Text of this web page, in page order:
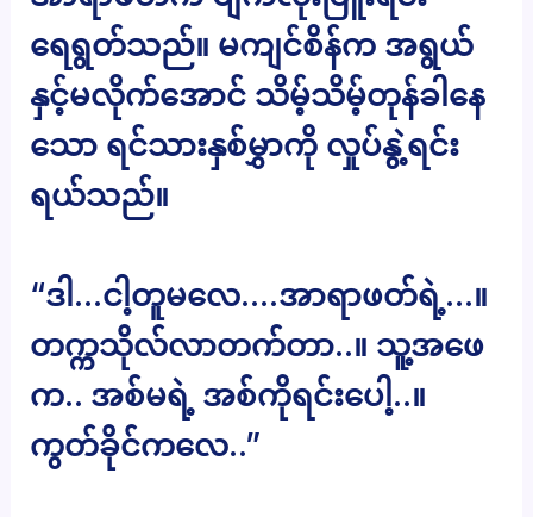
ရေရွတ်သည်။ မကျင်စိန်က အရွယ်
နှင့်မလိုက်အောင် သိမ့်သိမ့်တုန်ခါနေ
သော ရင်သားနှစ်မွှာကို လှုပ်နွဲ့ရင်း
ရယ်သည်။
“ဒါ…ငါ့တူမလေ….အာရာဖတ်ရဲ့…။
တက္ကသိုလ်လာတက်တာ..။ သူ့အဖေ
က.. အစ်မရဲ့ အစ်ကိုရင်းပေါ့..။
ကွတ်ခိုင်ကလေ..”